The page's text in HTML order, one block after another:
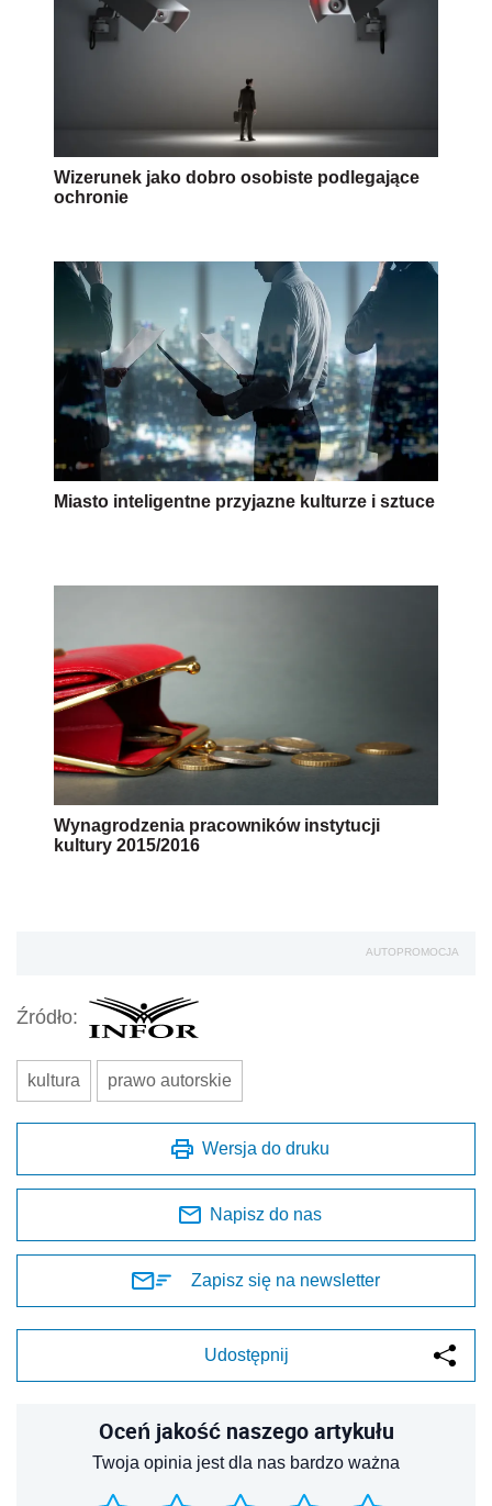
Wizerunek jako dobro osobiste podlegające
ochronie
Miasto inteligentne przyjazne kulturze i sztuce
Wynagrodzenia pracowników instytucji
kultury 2015/2016
AUTOPROMOCJA
Źródło:
kultura prawo autorskie
Wersja do druku
Napisz do nas
Zapisz się na newsletter
Udostępnij
Oceń jakość naszego artykułu
Twoja opinia jest dla nas bardzo ważna